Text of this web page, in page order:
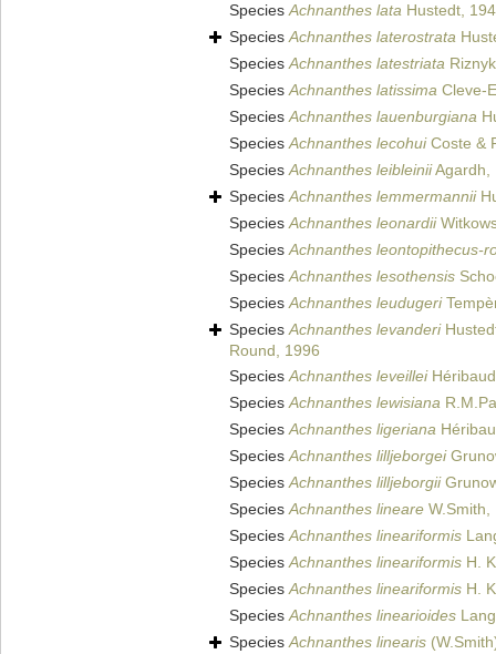
SpeciesAchnanthes lata Hustedt,
SpeciesAchnanthes laterostrata
SpeciesAchnanthes latestriata
SpeciesAchnanthes latissima Cleve-
SpeciesAchnanthes lauenburgiana
SpeciesAchnanthes lecohuiCoste &
SpeciesAchnanthes leibleiniiAgardh,
SpeciesAchnanthes lemmermannii
SpeciesAchnanthes leonardii
SpeciesAchnanthes leontopithecus-
SpeciesAchnanthes lesothensis
SpeciesAchnanthes leudugeri
SpeciesAchnanthes levanderi
Round, 1996
SpeciesAchnanthes leveillei
SpeciesAchnanthes lewisiana
SpeciesAchnanthes ligeriana
SpeciesAchnanthes lilljeborgei
SpeciesAchnanthes lilljeborgii
SpeciesAchnanthes lineare W.Smith,
SpeciesAchnanthes lineariformis
SpeciesAchnanthes lineariformis H.
SpeciesAchnanthes lineariformis H.
SpeciesAchnanthes linearioides
SpeciesAchnanthes linearis